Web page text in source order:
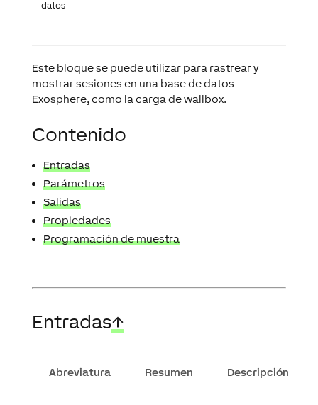
datos
Este bloque se puede utilizar para rastrear y
mostrar sesiones en una base de datos
Exosphere, como la carga de wallbox.
Contenido
Entradas
Parámetros
Salidas
Propiedades
Programación de muestra
Entradas↑
Abreviatura Resumen Descripción